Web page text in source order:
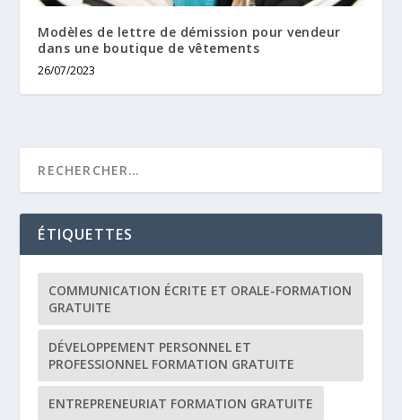
Modèles de lettre de démission pour vendeur
dans une boutique de vêtements
26/07/2023
ÉTIQUETTES
COMMUNICATION ÉCRITE ET ORALE-FORMATION
GRATUITE
DÉVELOPPEMENT PERSONNEL ET
PROFESSIONNEL FORMATION GRATUITE
ENTREPRENEURIAT FORMATION GRATUITE